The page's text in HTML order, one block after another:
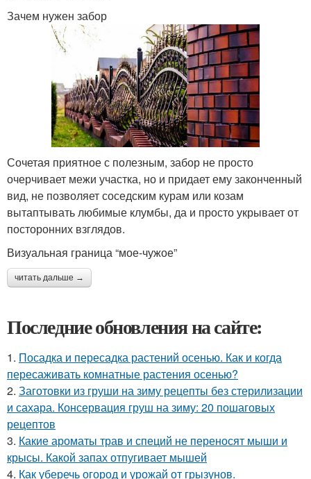
Зачем нужен забор
Сочетая приятное с полезным, забор не просто
очерчивает межи участка, но и придает ему законченный
вид, не позволяет соседским курам или козам
вытаптывать любимые клумбы, да и просто укрывает от
посторонних взглядов.
Визуальная граница “мое-чужое”
читать дальше →
Последние обновления на сайте:
1. Посадка и пересадка растений осенью. Как и когда
пересаживать комнатные растения осенью?
2. Заготовки из груши на зиму рецепты без стерилизации
и сахара. Консервация груш на зиму: 20 пошаговых
рецептов
3. Какие ароматы трав и специй не переносят мыши и
крысы. Какой запах отпугивает мышей
4. Как уберечь огород и урожай от грызунов.